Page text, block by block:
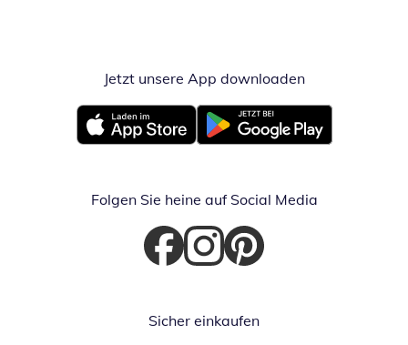
Jetzt unsere App downloadenÖffnet in
Öffnet in neuem FensterÖffnet in neuem Fenster
Folgen Sie heine auf Social Media
Öffnet in neuem Fenster
Öffnet in neuem Fenster
Öffnet in neuem Fenster
Sicher einkaufen